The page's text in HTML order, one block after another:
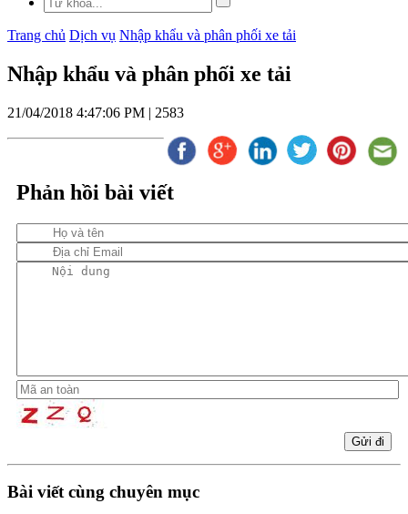
Trang chủ Dịch vụ Nhập khẩu và phân phối xe tải
Nhập khẩu và phân phối xe tải
21/04/2018 4:47:06 PM | 2583
Phản hồi bài viết
Bài viết cùng chuyên mục